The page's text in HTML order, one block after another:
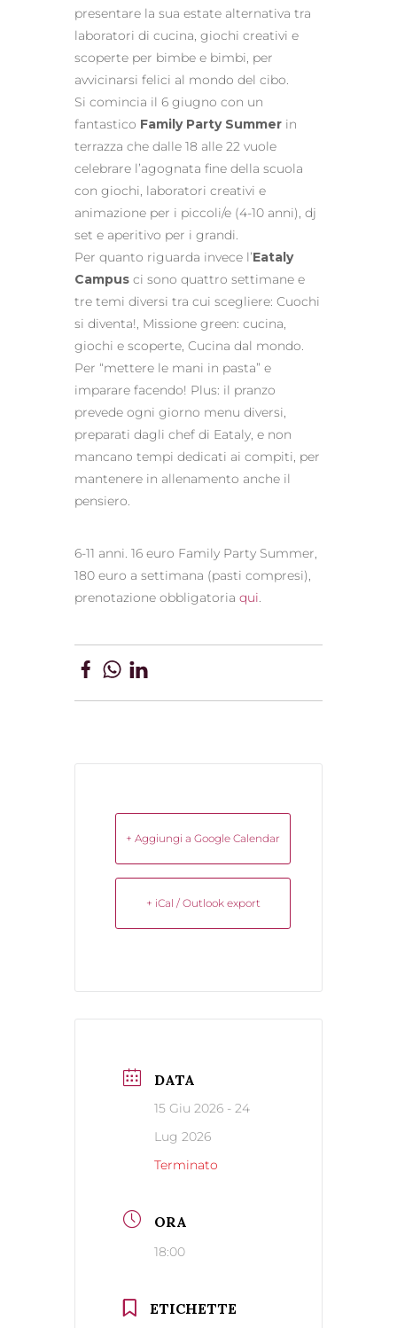
presentare la sua estate alternativa tra
laboratori di cucina, giochi creativi e
scoperte per bimbe e bimbi, per
avvicinarsi felici al mondo del cibo.
Si comincia il 6 giugno con un
fantastico Family Party Summer in
terrazza che dalle 18 alle 22 vuole
celebrare l’agognata fine della scuola
con giochi, laboratori creativi e
animazione per i piccoli/e (4-10 anni), dj
set e aperitivo per i grandi.
Per quanto riguarda invece l’Eataly
Campus ci sono quattro settimane e
tre temi diversi tra cui scegliere: Cuochi
si diventa!, Missione green: cucina,
giochi e scoperte, Cucina dal mondo.
Per “mettere le mani in pasta” e
imparare facendo! Plus: il pranzo
prevede ogni giorno menu diversi,
preparati dagli chef di Eataly, e non
mancano tempi dedicati ai compiti, per
mantenere in allenamento anche il
pensiero.
6-11 anni. 16 euro Family Party Summer,
180 euro a settimana (pasti compresi),
prenotazione obbligatoria qui.
+ Aggiungi a Google Calendar
+ iCal / Outlook export
DATA
15 Giu 2026 - 24
Lug 2026
Terminato
ORA
18:00
ETICHETTE